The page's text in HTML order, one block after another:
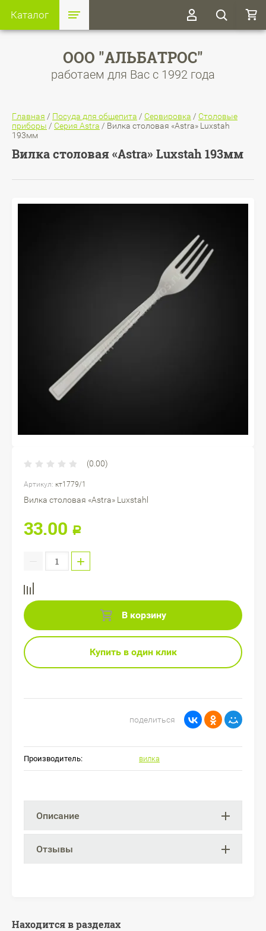
Каталог
ООО "АЛЬБАТРОС"
работаем для Вас с 1992 года
Главная / Посуда для общепита / Сервировка / Столовые
приборы / Серия Astra / Вилка столовая «Astra» Luxstah
193мм
Вилка столовая «Astra» Luxstah 193мм
(0.00)
Артикул: кт1779/1
Вилка столовая «Astra» Luxstahl
33.00 Р
+
В корзину
Купить в один клик
поделиться
Производитель: вилка
Описание
Отзывы
Находится в разделах